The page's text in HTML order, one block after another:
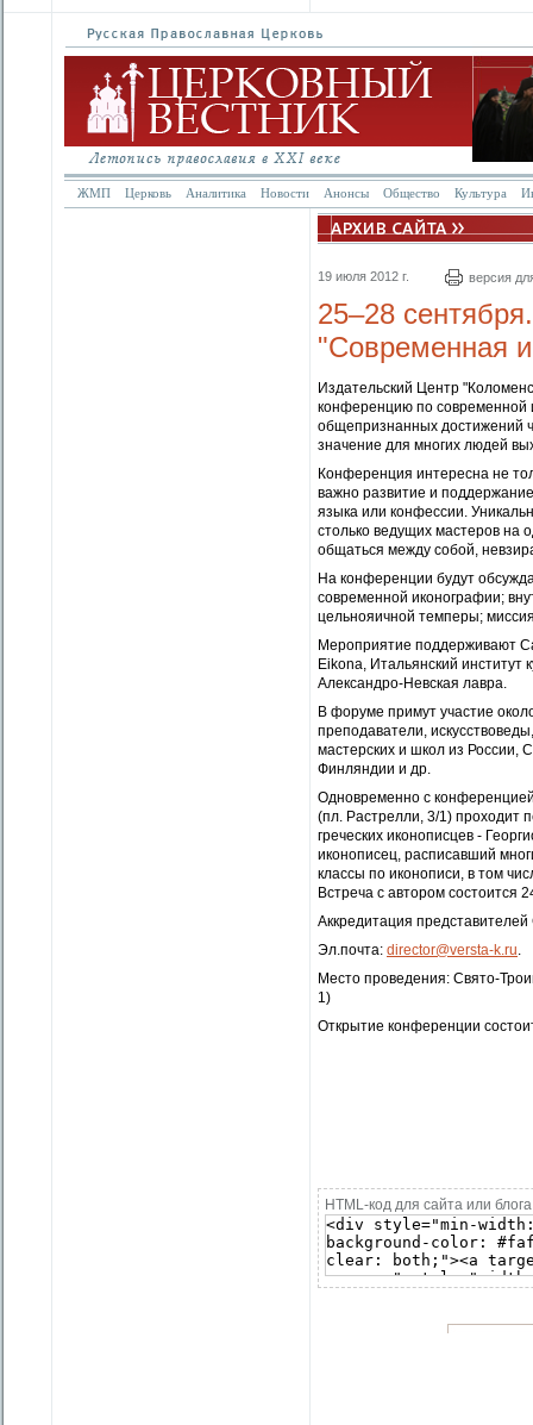
ЖМП Церковь Аналитика Новости Анонсы Общество Культура
19 июля 2012 г. версия
25–28
"Современная
Издательский Центр
конференцию по современной
общепризнанных достижений
значение для многих людей
Конференция интересна не
важно развитие и
языка или конфессии.
столько ведущих мастеров на
общаться между собой,
На конференции будут
современной иконографии;
цельнояичной темперы;
Мероприятие поддерживают
Eikona, Итальянский институт
Александро-Невская лавра.
В форуме примут участие
преподаватели,
мастерских и школ из
Финляндии и др.
Одновременно с
(пл. Растрелли, 3/1) проходит
греческих иконописцев -
иконописец, расписавший
классы по иконописи, в том
Встреча с автором состоится
Аккредитация
Эл.почта: director@versta-k.ru.
Место проведения: Свято-
1)
Открытие конференции
HTML-код для сайта или